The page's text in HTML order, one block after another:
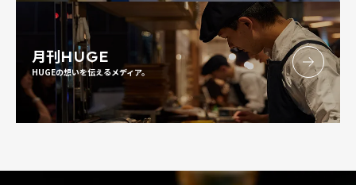
月刊HUGE
HUGEの想いを伝えるメディア。